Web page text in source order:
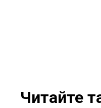
Читайте